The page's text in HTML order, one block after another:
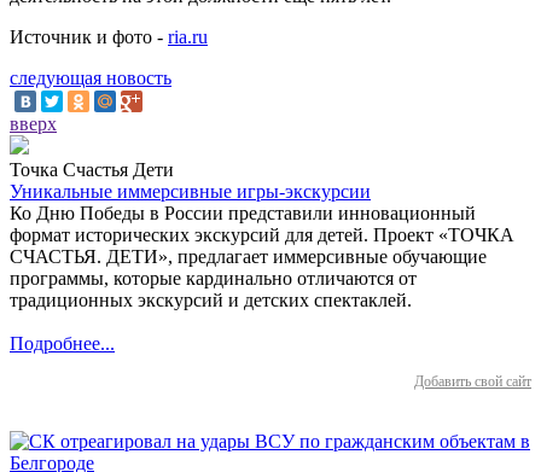
Источник и фото - ria.ru
следующая новость
вверх
Точка Счастья Дети
Уникальные иммерсивные игры-экскурсии
Ко Дню Победы в России представили инновационный
формат исторических экскурсий для детей. Проект «ТОЧКА
СЧАСТЬЯ. ДЕТИ», предлагает иммерсивные обучающие
программы, которые кардинально отличаются от
традиционных экскурсий и детских спектаклей.
Подробнее...
Добавить свой сайт